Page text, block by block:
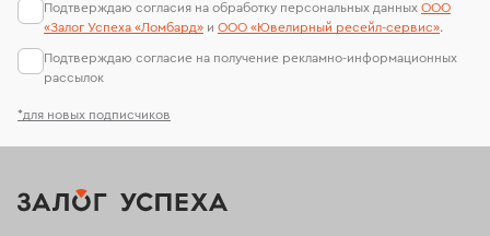
*для новых подписчиков
Подтверждаю согласия на обработку персональных данных ООО
«Залог Успеха «Ломбард» и ООО «Ювелирный ресейл-сервиc».
Подтверждаю согласие на получение рекламно-информационных
рассылок